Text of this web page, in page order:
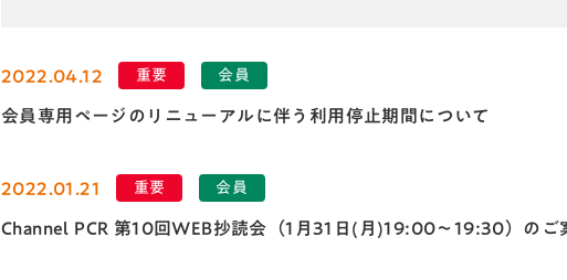
2022.04.12 重要 会員
会員専用ページのリニューアルに伴う利用停止期間について
2022.01.21 重要 会員
Channel PCR 第10回WEB抄読会（1月31日(月)19:00～19:30）のご